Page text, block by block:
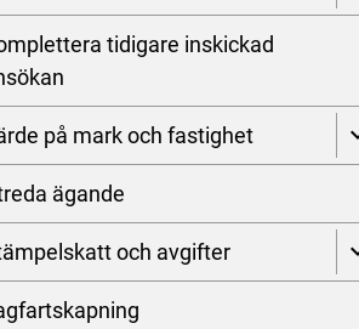
tidigare inskickad
på mark och fastighet
ägande
och avgifter